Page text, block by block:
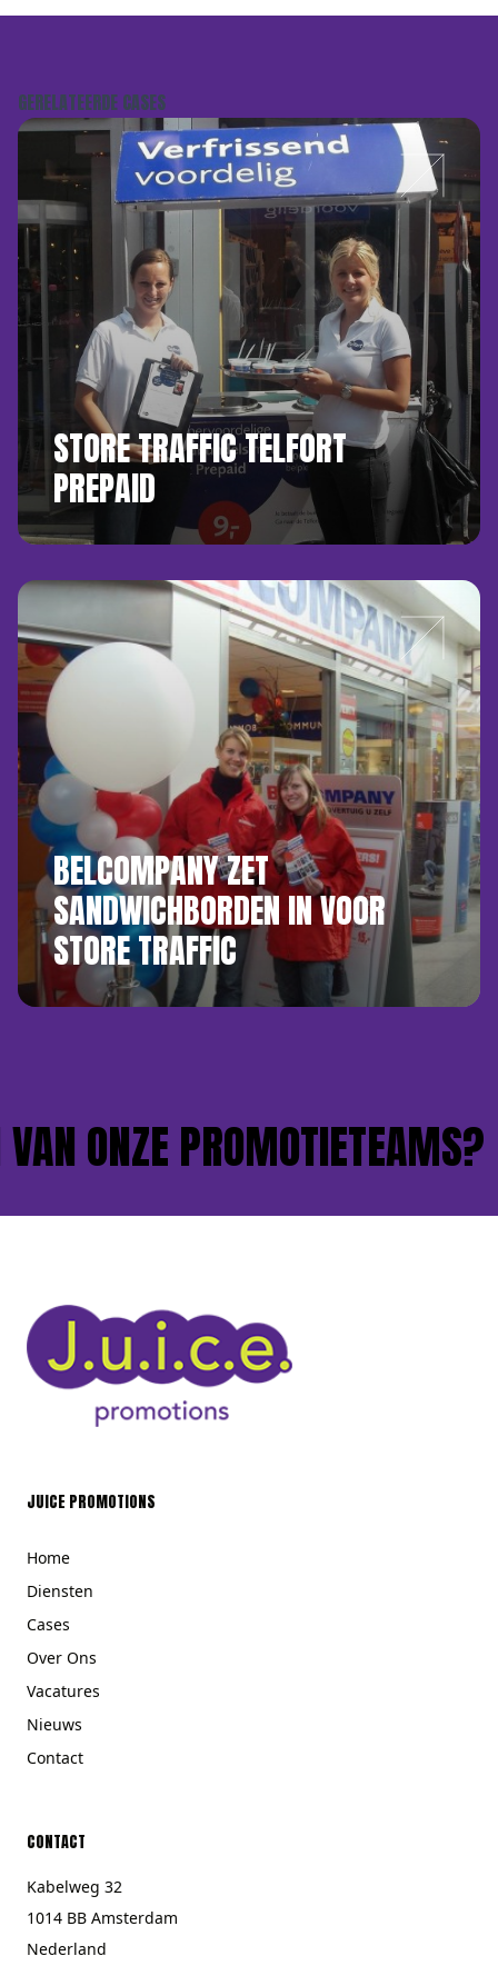
GERELATEERDE CASES
STORE TRAFFIC TELFORT
PREPAID
BELCOMPANY ZET
SANDWICHBORDEN IN VOOR
STORE TRAFFIC
ONZE PROMOTIETEAMS?
JUICE PROMOTIONS
Home
Diensten
Cases
Over Ons
Vacatures
Nieuws
Contact
CONTACT
Kabelweg 32
1014 BB Amsterdam
Nederland